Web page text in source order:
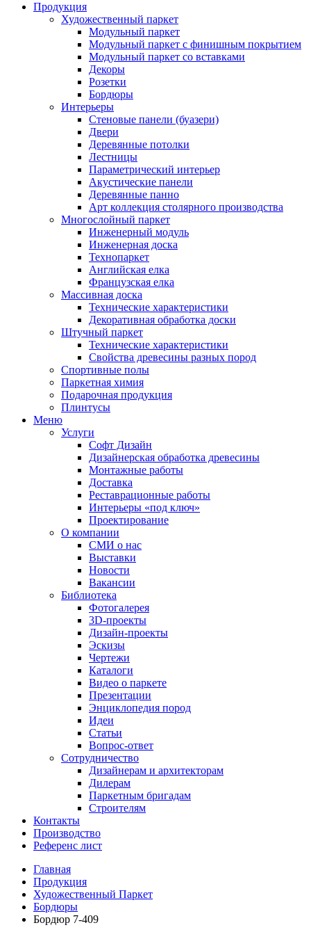
Продукция
Художественный паркет
Модульный паркет
Модульный паркет с финишным покрытием
Модульный паркет со вставками
Декоры
Розетки
Бордюры
Интерьеры
Стеновые панели (буазери)
Двери
Деревянные потолки
Лестницы
Параметрический интерьер
Акустические панели
Деревянные панно
Арт коллекция столярного производства
Многослойный паркет
Инженерный модуль
Инженерная доска
Технопаркет
Английская елка
Французская елка
Массивная доска
Технические характеристики
Декоративная обработка доски
Штучный паркет
Технические характеристики
Свойства древесины разных пород
Спортивные полы
Паркетная химия
Подарочная продукция
Плинтусы
Меню
Услуги
Софт Дизайн
Дизайнерская обработка древесины
Монтажные работы
Доставка
Реставрационные работы
Интерьеры «под ключ»
Проектирование
О компании
СМИ о нас
Выставки
Новости
Вакансии
Библиотека
Фотогалерея
3D-проекты
Дизайн-проекты
Эскизы
Чертежи
Каталоги
Видео о паркете
Презентации
Энциклопедия пород
Идеи
Статьи
Вопрос-ответ
Сотрудничество
Дизайнерам и архитекторам
Дилерам
Паркетным бригадам
Строителям
Контакты
Производство
Референс лист
Главная
Продукция
Художественный Паркет
Бордюры
Бордюр 7-409